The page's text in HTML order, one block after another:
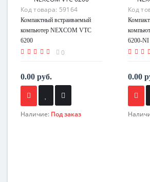
Код товара: 59164
Компактный встраиваемый
компьютер NEXCOM VTC
6200
0
0.00 руб.
Наличие: Под заказ
Код
6200-NI
0.00